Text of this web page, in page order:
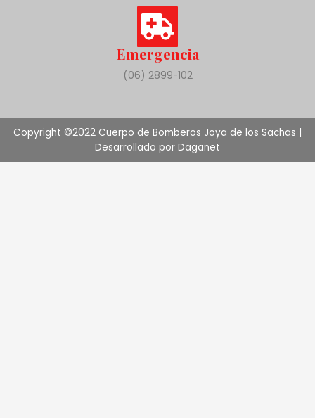
Emergencia
(06) 2899-102
Copyright ©2022 Cuerpo de Bomberos Joya de los Sachas |
Desarrollado por Daganet